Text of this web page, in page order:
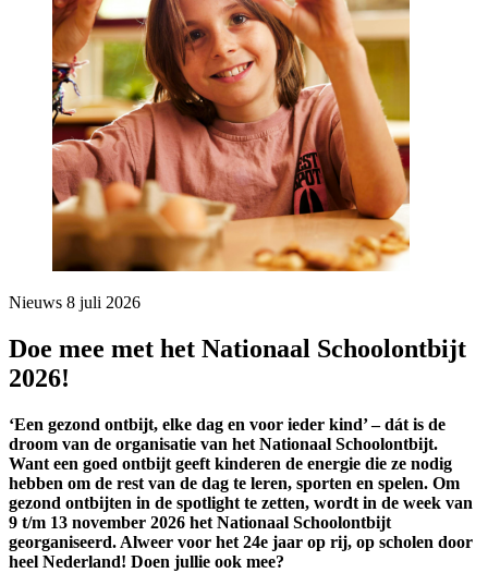
Nieuws 8 juli 2026
Doe mee met het Nationaal Schoolontbijt
2026!
‘Een gezond ontbijt, elke dag en voor ieder kind’ – dát is de
droom van de organisatie van het Nationaal Schoolontbijt.
Want een goed ontbijt geeft kinderen de energie die ze nodig
hebben om de rest van de dag te leren, sporten en spelen. Om
gezond ontbijten in de spotlight te zetten, wordt in de week van
9 t/m 13 november 2026 het Nationaal Schoolontbijt
georganiseerd. Alweer voor het 24e jaar op rij, op scholen door
heel Nederland! Doen jullie ook mee?